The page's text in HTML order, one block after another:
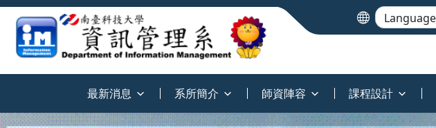
最新消息 系所簡介 師資陣容 課程設計